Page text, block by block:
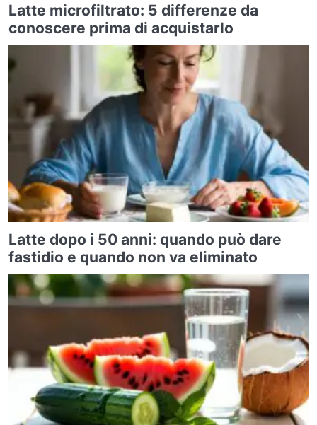
Latte microfiltrato: 5 differenze da
conoscere prima di acquistarlo
Latte dopo i 50 anni: quando può dare
fastidio e quando non va eliminato